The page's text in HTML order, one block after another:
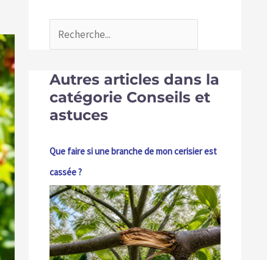
Autres articles dans la
catégorie Conseils et
astuces
Que faire si une branche de mon cerisier est
cassée ?